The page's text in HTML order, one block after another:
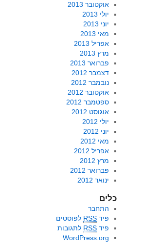
אוקטובר 2013
יולי 2013
יוני 2013
מאי 2013
אפריל 2013
מרץ 2013
פברואר 2013
דצמבר 2012
נובמבר 2012
אוקטובר 2012
ספטמבר 2012
אוגוסט 2012
יולי 2012
יוני 2012
מאי 2012
אפריל 2012
מרץ 2012
פברואר 2012
ינואר 2012
כלים
התחבר
פיד RSS לפוסטים
פיד RSS לתגובות
WordPress.org